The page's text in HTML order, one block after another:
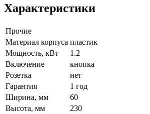
Характеристики
Прочие
Материал корпуса пластик
Мощность, кВт
1.2
Включение
кнопка
Розетка
нет
Гарантия
1 год
Ширина, мм
60
Высота, мм
230